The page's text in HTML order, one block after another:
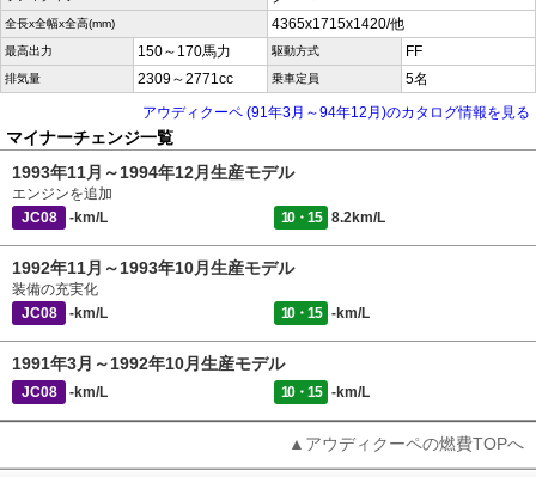
全長x全幅x全高(mm) 4365x1715x1420/他
最高出力 150～170馬力 駆動方式 FF
排気量 2309～2771cc 乗車定員
5名
アウディクーペ (91年3月～94年12月)のカタログ情報を見る
マイナーチェンジ一覧
1993年11月～1994年12月生産モデル
エンジンを追加
JC08
-km/L 10・15 8.2km/L
1992年11月～1993年10月生産モデル
装備の充実化
JC08
-km/L 10・15 -km/L
1991年3月～1992年10月生産モデル
JC08 -km/L 10・15 -km/L
▲アウディクーペの燃費TOPへ